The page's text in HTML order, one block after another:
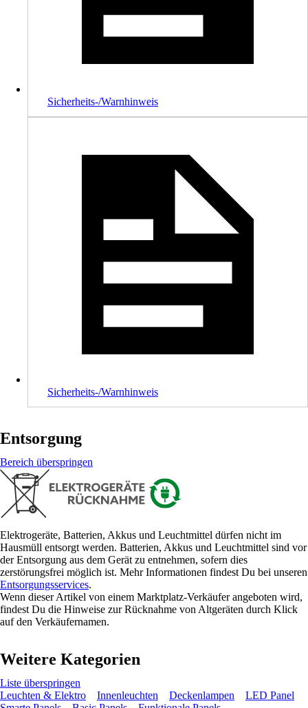
Sicherheits-/Warnhinweis
Sicherheits-/Warnhinweis
Entsorgung
Bereich überspringen
Elektrogeräte, Batterien, Akkus und Leuchtmittel dürfen nicht im
Hausmüll entsorgt werden. Batterien, Akkus und Leuchtmittel sind vor
der Entsorgung aus dem Gerät zu entnehmen, sofern dies
zerstörungsfrei möglich ist. Mehr Informationen findest Du bei unseren
Entsorgungsservices.
Wenn dieser Artikel von einem Marktplatz-Verkäufer angeboten wird,
findest Du die Hinweise zur Rücknahme von Altgeräten durch Klick
auf den Verkäufernamen.
Weitere Kategorien
Liste überspringen
Leuchten & Elektro
Innenleuchten Deckenlampen
LED Panel